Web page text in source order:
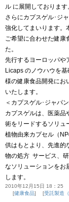
ル に展開しております
さらにカプスゲル･ジ
強化してまいります。
ご希望に合わせた健康
た。
先行するヨーロッパや
Licaps のノウハウを
様の健康食品開発にお
いたします。
＜カプスゲル･ジャパ
カプスゲルは、医薬品
術をリードするソリュ
植物由来カプセル（
供はもとより、先進的
物の処方 サービス、
なソリューションをお
します。
2010年12月15日 18：25
健康食品
受託製造（